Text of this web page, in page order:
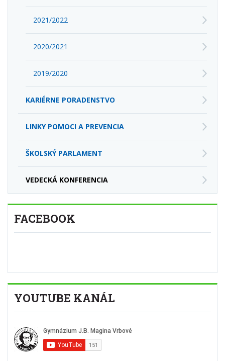
2021/2022
2020/2021
2019/2020
KARIÉRNE PORADENSTVO
LINKY POMOCI A PREVENCIA
ŠKOLSKÝ PARLAMENT
VEDECKÁ KONFERENCIA
FACEBOOK
YOUTUBE KANÁL